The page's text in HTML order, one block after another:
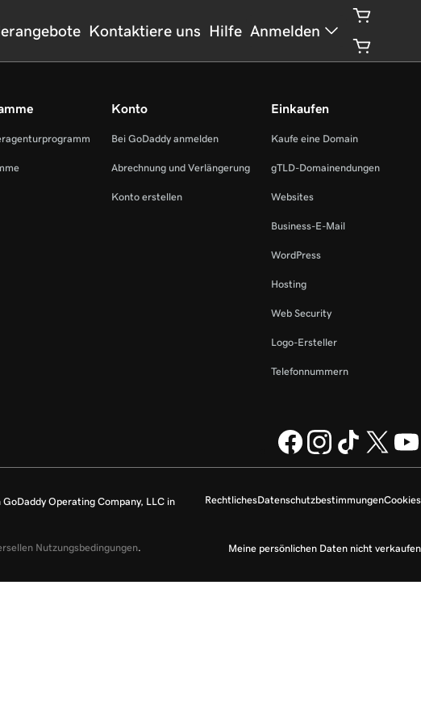
Kontaktiere uns Hilfe Anmelden
Konto
Bei GoDaddy anmelden
Abrechnung und Verlängerung
Konto erstellen
Einkaufen
Kaufe eine Domain
gTLD-Domainendungen
Websites
Business-E-Mail
WordPress
Hosting
Web Security
Logo-Ersteller
Telefonnummern
RechtlichesDatenschutzbestimmungenCookies
Meine persönlichen Daten nicht verkaufen
Operating Company, LLC in
Nutzungsbedingungen.